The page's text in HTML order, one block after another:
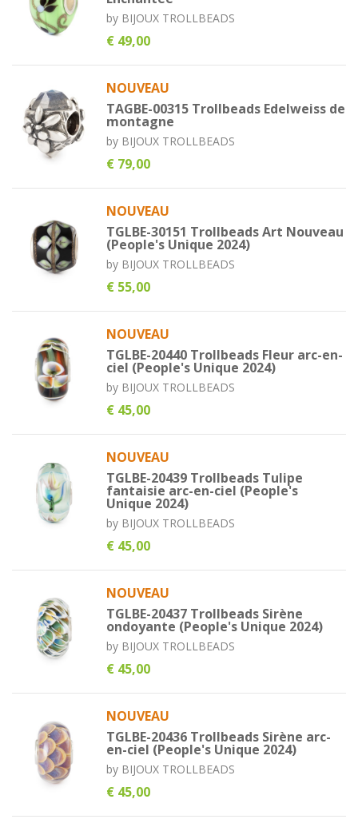
by BIJOUX TROLLBEADS
€ 49,00
NOUVEAU
TAGBE-00315 Trollbeads Edelweiss de
montagne
by BIJOUX TROLLBEADS
€ 79,00
NOUVEAU
TGLBE-30151 Trollbeads Art Nouveau
(People's Unique 2024)
by BIJOUX TROLLBEADS
€ 55,00
NOUVEAU
TGLBE-20440 Trollbeads Fleur arc-en-
ciel (People's Unique 2024)
by BIJOUX TROLLBEADS
€ 45,00
NOUVEAU
TGLBE-20439 Trollbeads Tulipe
fantaisie arc-en-ciel (People's
Unique 2024)
by BIJOUX TROLLBEADS
€ 45,00
NOUVEAU
TGLBE-20437 Trollbeads Sirène
ondoyante (People's Unique 2024)
by BIJOUX TROLLBEADS
€ 45,00
NOUVEAU
TGLBE-20436 Trollbeads Sirène arc-
en-ciel (People's Unique 2024)
by BIJOUX TROLLBEADS
€ 45,00